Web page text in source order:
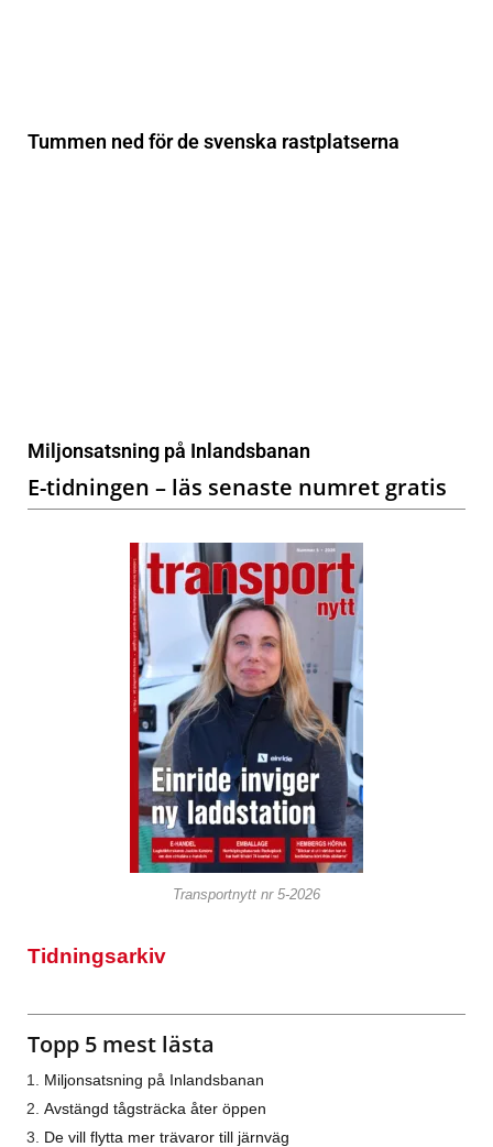
Tummen ned för de svenska rastplatserna
Miljonsatsning på Inlandsbanan
E-tidningen – läs senaste numret gratis
Transportnytt nr 5-2026
Tidningsarkiv
Topp 5 mest lästa
Miljonsatsning på Inlandsbanan
Avstängd tågsträcka åter öppen
De vill flytta mer trävaror till järnväg